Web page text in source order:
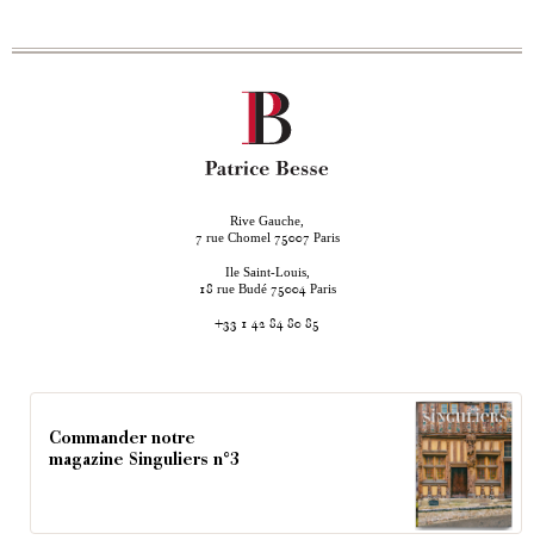
Rive Gauche,
7 rue Chomel 75007 Paris
Ile Saint-Louis,
18 rue Budé 75004 Paris
+33 1 42 84 80 85
Commander notre
magazine Singuliers n°3